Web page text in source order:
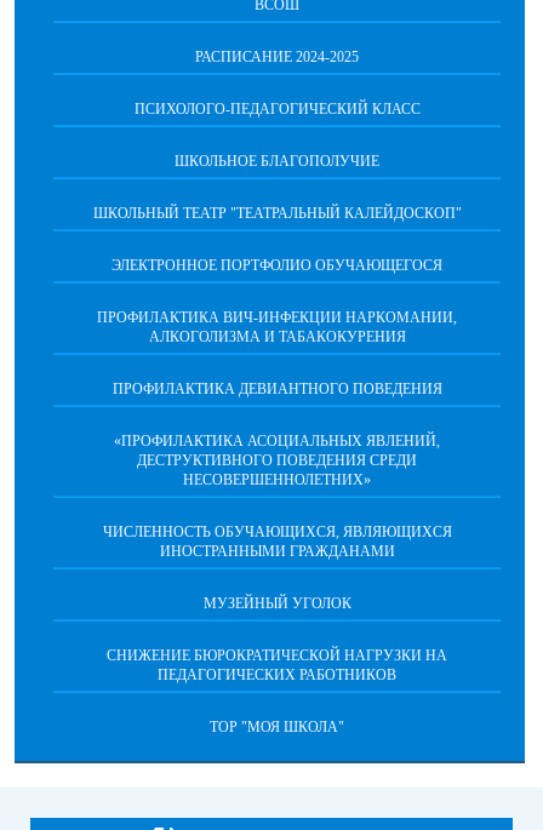
ВСОШ
РАСПИСАНИЕ 2024-2025
ПСИХОЛОГО-ПЕДАГОГИЧЕСКИЙ КЛАСС
ШКОЛЬНОЕ БЛАГОПОЛУЧИЕ
ШКОЛЬНЫЙ ТЕАТР "ТЕАТРАЛЬНЫЙ КАЛЕЙДОСКОП"
ЭЛЕКТРОННОЕ ПОРТФОЛИО ОБУЧАЮЩЕГОСЯ
ПРОФИЛАКТИКА ВИЧ-ИНФЕКЦИИ НАРКОМАНИИ,
АЛКОГОЛИЗМА И ТАБАКОКУРЕНИЯ
ПРОФИЛАКТИКА ДЕВИАНТНОГО ПОВЕДЕНИЯ
«ПРОФИЛАКТИКА АСОЦИАЛЬНЫХ ЯВЛЕНИЙ,
ДЕСТРУКТИВНОГО ПОВЕДЕНИЯ СРЕДИ
НЕСОВЕРШЕННОЛЕТНИХ»
ЧИСЛЕННОСТЬ ОБУЧАЮЩИХСЯ, ЯВЛЯЮЩИХСЯ
ИНОСТРАННЫМИ ГРАЖДАНАМИ
МУЗЕЙНЫЙ УГОЛОК
СНИЖЕНИЕ БЮРОКРАТИЧЕСКОЙ НАГРУЗКИ НА
ПЕДАГОГИЧЕСКИХ РАБОТНИКОВ
ТОР "МОЯ ШКОЛА"